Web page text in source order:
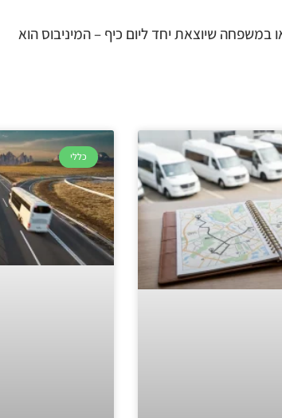
במשפחה שיוצאת יחד ליום כיף – המיניבוס הוא
כללי